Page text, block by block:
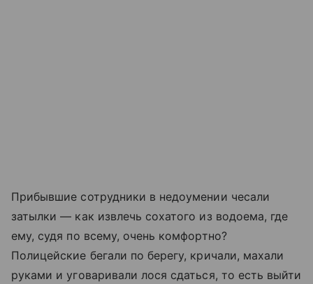
Прибывшие сотрудники в недоумении чесали
затылки — как извлечь сохатого из водоема, где
ему, судя по всему, очень комфортно?
Полицейские бегали по берегу, кричали, махали
руками и уговаривали лося сдаться, то есть выйти